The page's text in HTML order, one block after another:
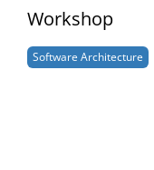
Workshop
Software Architecture